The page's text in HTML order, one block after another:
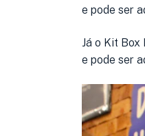
e pode ser
Já o Kit Box
e pode ser